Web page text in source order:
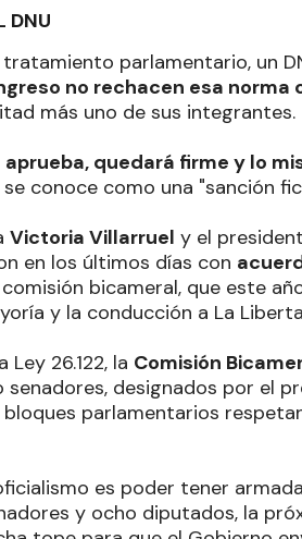
DNU
parlamentario, un
no rechacen esa
más uno de sus integrantes.
aprueba, quedará firme y lo
se conoce como una "sanción
Victoria Villarruel y el
en los últimos días con
bicameral, que este
y la conducción a La
26.122, la Comisión
designados por el
parlamentarios
es poder tener
y ocho diputados, la